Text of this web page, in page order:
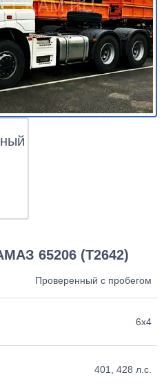
65206 (Т2642)
Проверенный с пробегом
6х4
401, 428 л.с.